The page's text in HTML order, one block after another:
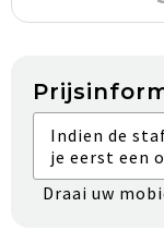
Indien de
je eerst een
Draai uw